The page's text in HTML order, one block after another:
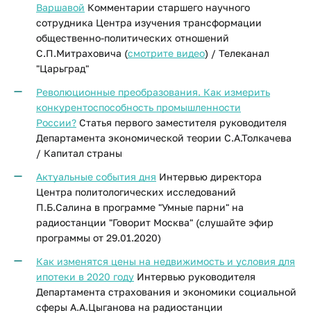
Варшавой Комментарии старшего научного
сотрудника Центра изучения трансформации
общественно-политических отношений
С.П.Митраховича (смотрите видео) / Телеканал
"Царьград"
Революционные преобразования. Как измерить
конкурентоспособность промышленности
России? Статья первого заместителя руководителя
Департамента экономической теории С.А.Толкачева
/ Капитал страны
Актуальные события дня Интервью директора
Центра политологических исследований
П.Б.Салина в программе "Умные парни" на
радиостанции "Говорит Москва" (слушайте эфир
программы от 29.01.2020)
Как изменятся цены на недвижимость и условия для
ипотеки в 2020 году Интервью руководителя
Департамента страхования и экономики социальной
сферы А.А.Цыганова на радиостанции